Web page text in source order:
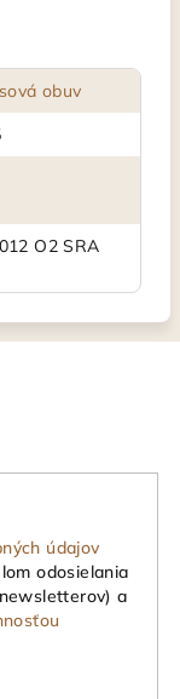
obuv
O2 SRA
údajov
odosielania
a